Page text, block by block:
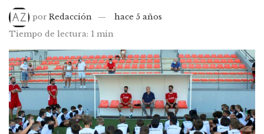
por Redacción
hace 5 años
Tiempo de lectura: 1 min